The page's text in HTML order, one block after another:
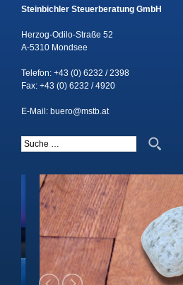
Steinbichler Steuerberatung GmbH
Herzog-Odilo-Straße 52
A-5310 Mondsee
Telefon: +43 (0) 6232 / 2398
Fax: +43 (0) 6232 / 4920
E-Mail: buero@mstb.at
Suche nach: